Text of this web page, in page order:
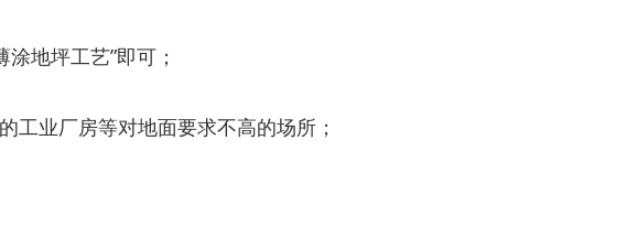
地坪工艺”即可；
工业厂房等对地面要求不高的场所；